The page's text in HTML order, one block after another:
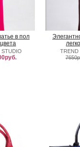
в пол
STUDIO
TREND